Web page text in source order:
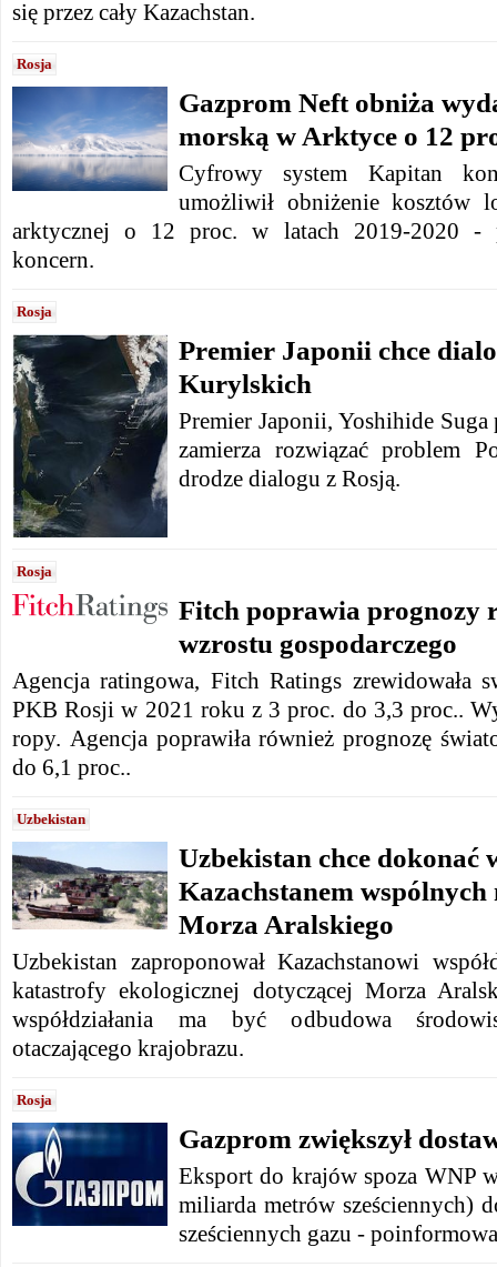
się przez cały Kazachstan.
Rosja
Gazprom Neft obniża
morską w Arktyce o 12
Cyfrowy system Kapitan
umożliwił obniżenie kosztów
arktycznej o 12 proc. w latach 2019-2020 -
koncern.
Rosja
Premier Japonii chce
Kurylskich
Premier Japonii, Yoshihide Suga
zamierza rozwiązać problem
drodze dialogu z Rosją.
Rosja
Fitch poprawia prognozy
wzrostu gospodarczego
Agencja ratingowa, Fitch Ratings zrewidowała
PKB Rosji w 2021 roku z 3 proc. do 3,3 proc..
ropy. Agencja poprawiła również prognozę
do 6,1 proc..
Uzbekistan
Uzbekistan chce dokonać
Kazachstanem wspólnych
Morza Aralskiego
Uzbekistan zaproponował Kazachstanowi
katastrofy ekologicznej dotyczącej Morza
współdziałania ma być odbudowa
otaczającego krajobrazu.
Rosja
Gazprom zwiększył
Eksport do krajów spoza WNP
miliarda metrów sześciennych)
sześciennych gazu - p